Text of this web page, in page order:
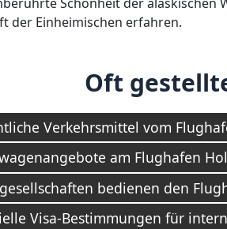
der Einheimischen erfahren.
Oft
Verkehrsmittel vom
am Flughafen
bedienen den
Visa-Bestimmungen für